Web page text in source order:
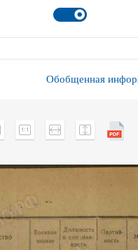
Обобщенная